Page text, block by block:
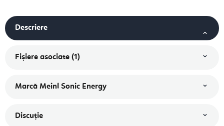
Descriere
Fişiere asociate (1)
Marcă Meinl Sonic Energy
Discuţie